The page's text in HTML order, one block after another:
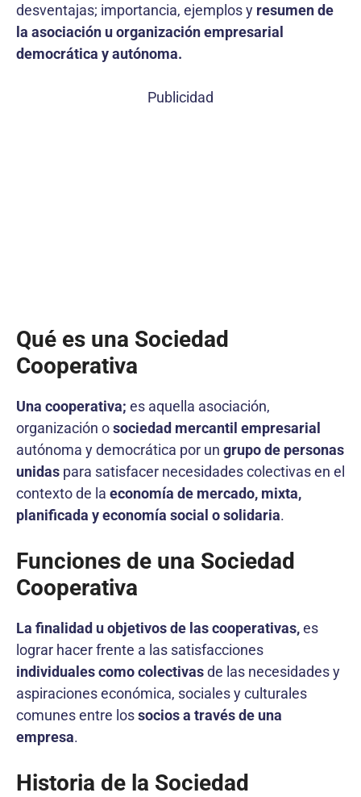
desventajas; importancia, ejemplos y resumen de
la asociación u organización empresarial
democrática y autónoma.
Publicidad
Qué es una Sociedad
Cooperativa
Una cooperativa; es aquella asociación,
organización osociedad mercantil empresarial
autónoma y democrática por un grupo de personas
unidas para satisfacer necesidades colectivas en el
contexto de la economía de mercado, mixta,
planificada y economía social o solidaria.
Funciones de una Sociedad
Cooperativa
La finalidad u objetivos de las cooperativas,es
lograr hacer frente a las satisfacciones
individuales como colectivasde las necesidades y
aspiraciones económica, sociales y culturales
comunes entre lossocios a través de una
empresa.
Historia de la Sociedad